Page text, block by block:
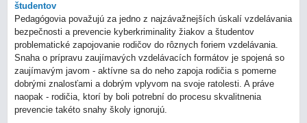
študentov
Pedagógovia považujú za jedno z najzávažnejších úskalí vzdelávania
bezpečnosti a prevencie kyberkriminality žiakov a študentov
problematické zapojovanie rodičov do rôznych foriem vzdelávania.
Snaha o prípravu zaujímavých vzdelávacích formátov je spojená so
zaujímavým javom - aktívne sa do neho zapoja rodičia s pomerne
dobrými znalosťami a dobrým vplyvom na svoje ratolesti. A práve
naopak - rodičia, ktorí by boli potrební do procesu skvalitnenia
prevencie takéto snahy školy ignorujú.